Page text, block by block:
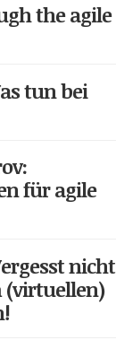
the agile
tun bei
für agile
nicht
(virtuellen)